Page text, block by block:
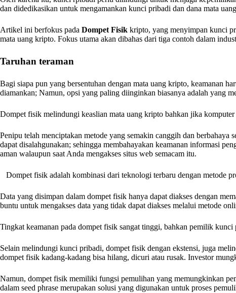
dan didedikasikan untuk mengamankan kunci pribadi dan dana mata
Artikel ini berfokus pada Dompet Fisik kripto, yang menyimpan kunci
mata uang kripto. Fokus utama akan dibahas dari tiga contoh dalam
Taruhan teraman
Bagi siapa pun yang bersentuhan dengan mata uang kripto, keamanan
diamankan; Namun, opsi yang paling diinginkan biasanya adalah yang
Dompet fisik melindungi keaslian mata uang kripto bahkan jika
Penipu telah menciptakan metode yang semakin canggih dan
dapat disalahgunakan; sehingga membahayakan keamanan informasi
aman walaupun saat Anda mengakses situs web semacam itu.
Dompet fisik adalah kombinasi dari teknologi terbaru dengan metode
Data yang disimpan dalam dompet fisik hanya dapat diakses dengan
buntu untuk mengakses data yang tidak dapat diakses melalui metode
Tingkat keamanan pada dompet fisik sangat tinggi, bahkan pemilik
Selain melindungi kunci pribadi, dompet fisik dengan ekstensi, juga
dompet fisik kadang-kadang bisa hilang, dicuri atau rusak. Investor
Namun, dompet fisik memiliki fungsi pemulihan yang memungkinkan
dalam seed phrase merupakan solusi yang digunakan untuk proses